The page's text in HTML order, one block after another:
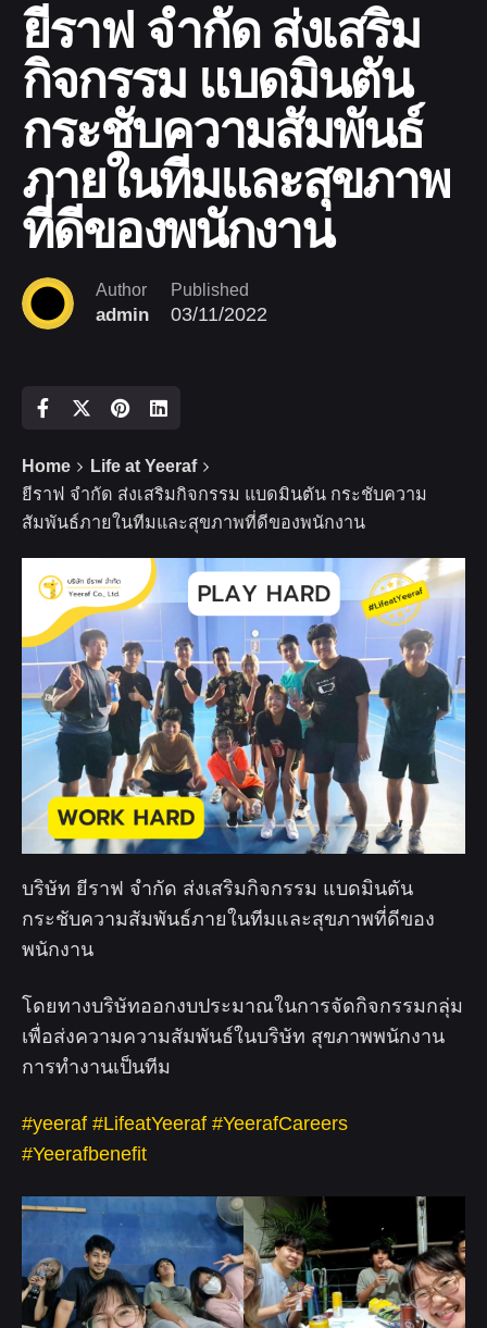
ยีราฟ จำกัด ส่งเสริม
กิจกรรม แบดมินตัน
กระชับความสัมพันธ์
ภายในทีมและสุขภาพ
ที่ดีของพนักงาน
Author
admin
Published
03/11/2022
Home
Life at Yeeraf
ยีราฟ จำกัด ส่งเสริมกิจกรรม แบดมินตัน กระชับความ
สัมพันธ์ภายในทีมและสุขภาพที่ดีของพนักงาน
บริษัท ยีราฟ จำกัด ส่งเสริมกิจกรรม แบดมินตัน
กระชับความสัมพันธ์ภายในทีมและสุขภาพที่ดีของ
พนักงาน
โดยทางบริษัทออกงบประมาณในการจัดกิจกรรมกลุ่ม
เพื่อส่งความความสัมพันธ์ในบริษัท สุขภาพพนักงาน
การทำงานเป็นทีม
#yeeraf #LifeatYeeraf #YeerafCareers
#Yeerafbenefit